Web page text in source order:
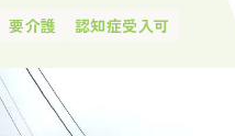
要介護 認知症受入可